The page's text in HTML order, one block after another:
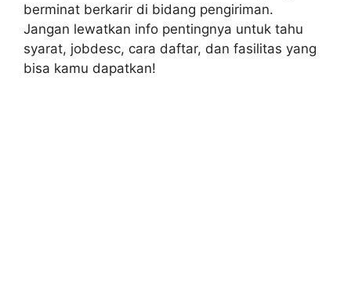
berminat berkarir di bidang pengiriman.
Jangan lewatkan info pentingnya untuk tahu
syarat, jobdesc, cara daftar, dan fasilitas yang
bisa kamu dapatkan!